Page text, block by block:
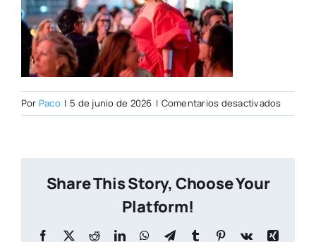
Por Paco | 5 de junio de 2026 | Comentarios desactivadosen
Foto110
Share This Story, Choose Your
Platform!
Facebook
X RedditLinkedInWhatsApp
TelegramTumblr Pinterest
Vk
Xing